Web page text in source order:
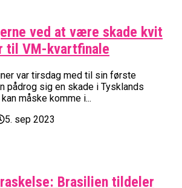
Komet Skifter Til Den Bedste
Række
Akut Opereret: Misser Nøglekampe
Nærmer Sig Comeback
Scorer Kæmpe Trænerjob
Er Slut: Frida Formann Fortsætter
I Schweiz
ved at være skade kvit
til VM-kvartfinale
var tirsdag med til sin første
pådrog sig en skade i Tysklands
måske komme i...
5. sep 2023
Brasilien tildeler